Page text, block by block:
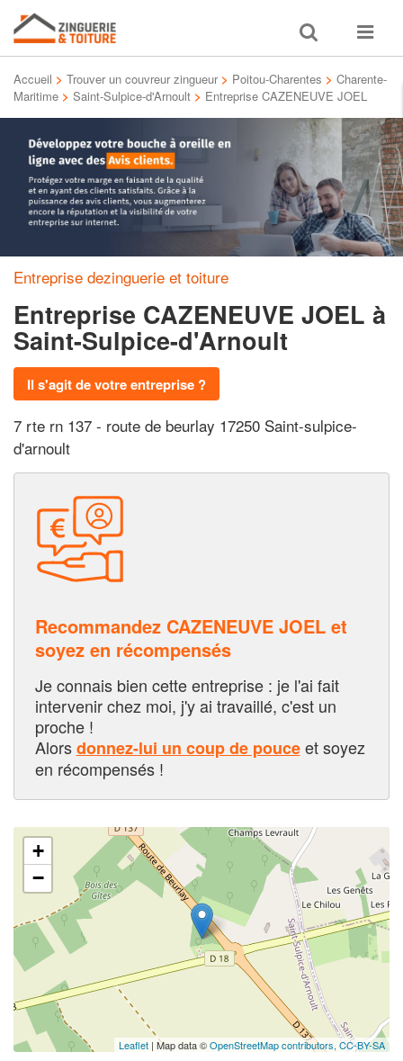
Toggle
search
Toggle
Accueil > Trouver un couvreur zingueur > Poitou-Charentes > Charente-
Maritime > Saint-Sulpice-d'Arnoult > Entreprise CAZENEUVE JOEL
Entreprise dezinguerie et toiture
Entreprise CAZENEUVE JOEL à
Saint-Sulpice-d'Arnoult
Il s'agit de votre entreprise ?
7 rte rn 137 - route de beurlay 17250 Saint-sulpice-
d'arnoult
Recommandez CAZENEUVE JOEL et
soyez en récompensés
Je connais bien cette entreprise : je l'ai fait
intervenir chez moi, j'y ai travaillé, c'est un
proche !
Alorsdonnez-lui un coup de pouceet soyez
en récompensés !
+
−
Leaflet | Map data ©OpenStreetMap contributors, CC-BY-SA